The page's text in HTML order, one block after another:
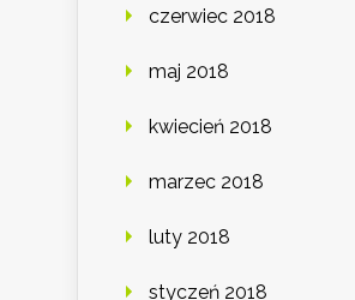
czerwiec 2018
maj 2018
kwiecień 2018
marzec 2018
luty 2018
styczeń 2018